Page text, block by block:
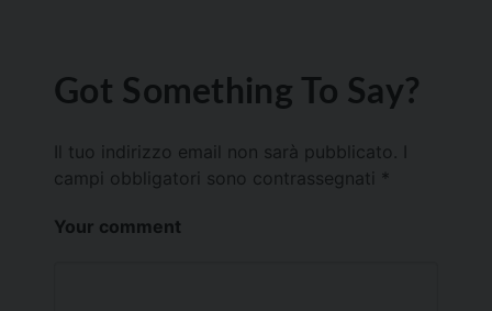
Got Something To Say?
Il tuo indirizzo email non sarà pubblicato.
campi obbligatori sono contrassegnati *
Your comment